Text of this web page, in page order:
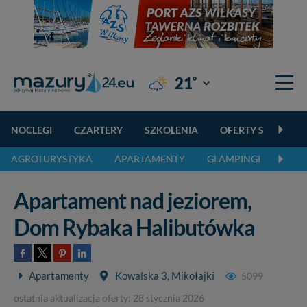
21° Giżycko
NOCLEGI CZARTERY SZKOLENIA OFERTY
AGROTURYSTYKA APARTAMENTY GLAMPINGI
Apartament nad jeziorem,
Dom Rybaka Halibutówka
Apartamenty Kowalska 3, Mikołajki
5099
ostatnia aktualizacja oferty: 28 stycznia 2026